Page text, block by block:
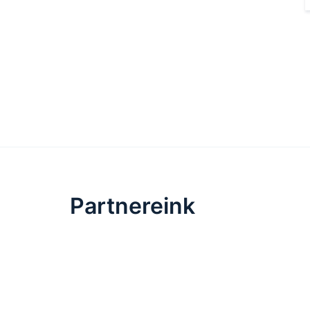
Partnereink